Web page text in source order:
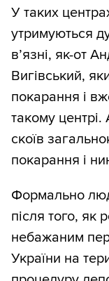
У таких
утримуються
в’язні, як-от
Вигівський,
покарання і
такому центрі.
скоїв
покарання і
Формально
після того, як
небажаним
України на